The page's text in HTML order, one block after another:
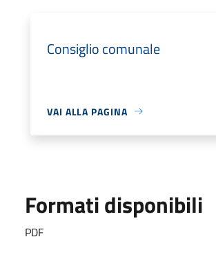
Consiglio comunale
VAI ALLA PAGINA
Formati disponibili
PDF